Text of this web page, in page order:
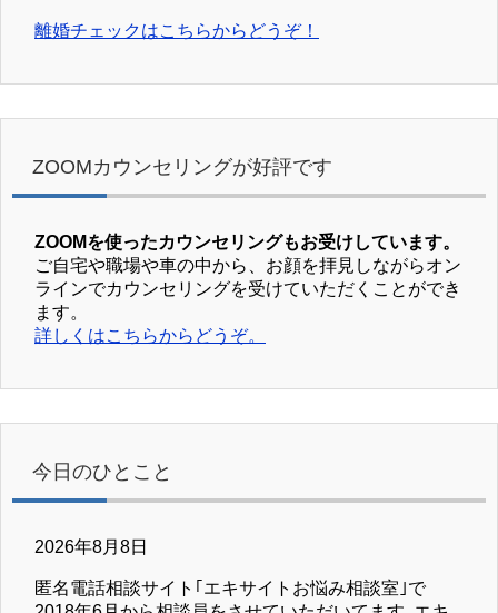
離婚チェックはこちらからどうぞ！
ZOOMカウンセリングが好評です
ZOOMを使ったカウンセリングもお受けしています。
ご自宅や職場や車の中から、お顔を拝見しながらオン
ラインでカウンセリングを受けていただくことができ
ます。
詳しくはこちらからどうぞ。
今日のひとこと
2026年8月8日
匿名電話相談サイト｢エキサイトお悩み相談室｣で